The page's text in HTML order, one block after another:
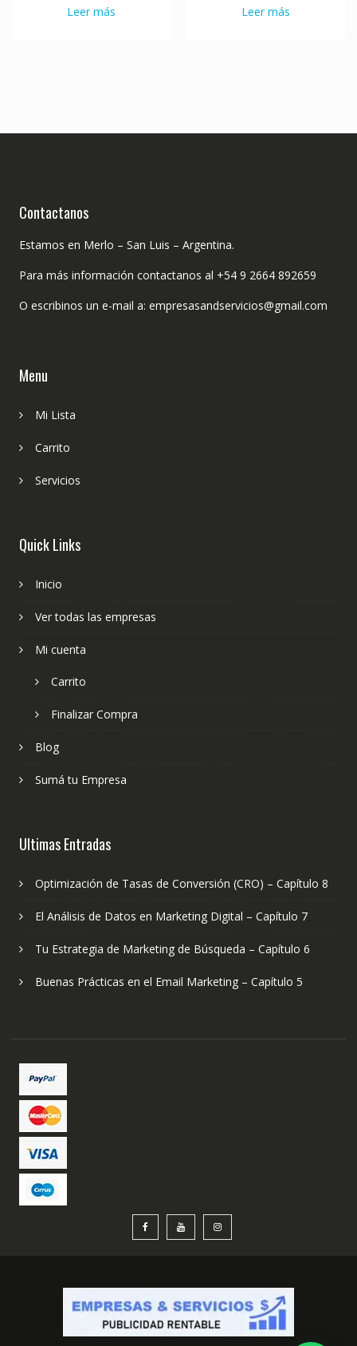
Leer más Leer más
Contactanos
Estamos en Merlo – San Luis – Argentina.
Para más información contactanos al +54 9 2664 892659
O escribinos un e-mail a: empresasandservicios@gmail.com
Menu
Mi Lista
Carrito
Servicios
Quick Links
Inicio
Ver todas las empresas
Mi cuenta
Carrito
Finalizar Compra
Blog
Sumá tu Empresa
Ultimas Entradas
Optimización de Tasas de Conversión (CRO) – Capítulo 8
El Análisis de Datos en Marketing Digital – Capítulo 7
Tu Estrategia de Marketing de Búsqueda – Capítulo 6
Buenas Prácticas en el Email Marketing – Capítulo 5